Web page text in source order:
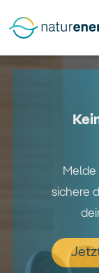
sichere